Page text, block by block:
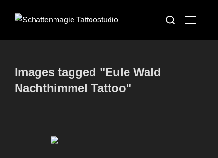
Inhalt
Suchen
Images tagged "Eule Wald
Nachthimmel Tattoo"